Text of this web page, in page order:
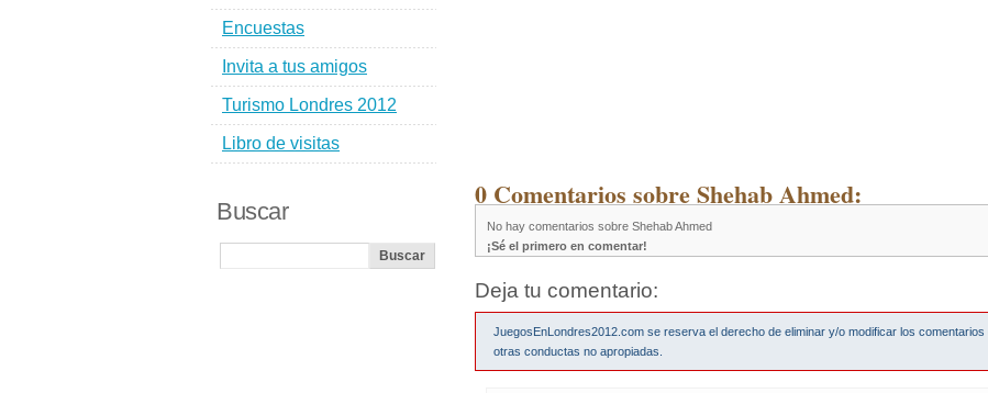
0 Comentarios sobre Shehab Ahmed:
No hay comentarios sobre Shehab Ahmed
¡Sé el primero en comentar!
Deja tu comentario:
JuegosEnLondres2012.com se reserva el derecho de eliminar y/o modificar los
otras conductas no apropiadas.
Encuestas
Invita a tus amigos
Turismo Londres 2012
Libro de visitas
Buscar